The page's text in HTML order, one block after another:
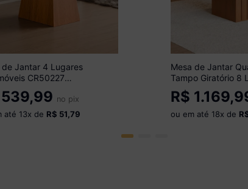
de Jantar 4 Lugares
CR50227
Off White
539,99 no pix
até 13x de R$ 51,79
Mesa de Jantar
Tampo Giratório 8
Multimóveis
Cinamomo/Preto
R$
ou em até 18x de